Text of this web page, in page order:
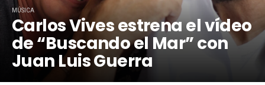
MÚSICA
Carlos Vives estrena el vídeo
de “Buscando el Mar” con
Juan Luis Guerra